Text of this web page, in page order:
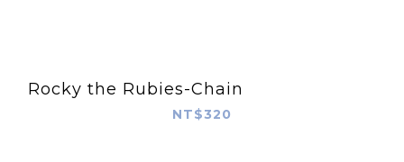
Rocky the Rubies-Chain
NT$320